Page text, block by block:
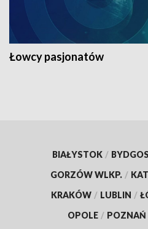
Łowcy pasjonatów
BIAŁYSTOK /
GORZÓW WLKP. /
KRAKÓW / LUBLIN /
OPOLE / POZNAŃ